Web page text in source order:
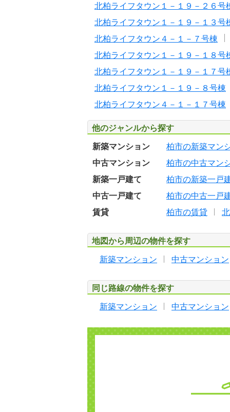
北柏ライフタウン１－１９－２６号
北柏ライフタウン１－１９－１３号
北柏ライフタウン４－１－７号棟
北柏ライフタウン１－１９－１８号
北柏ライフタウン１－１９－１７号
北柏ライフタウン１－１９－８号棟
北柏ライフタウン４－１－１７号棟
他のジャンルから探す
新築マンション
柏市の新築マン
中古マンション
柏市の中古マン
新築一戸建て
柏市の新築一戸
中古一戸建て
柏市の中古一戸
賃貸
柏市の賃貸
地図から周辺の物件を探す
新築マンション 中古マンション
同じ路線の物件を探す
新築マンション 中古マンション